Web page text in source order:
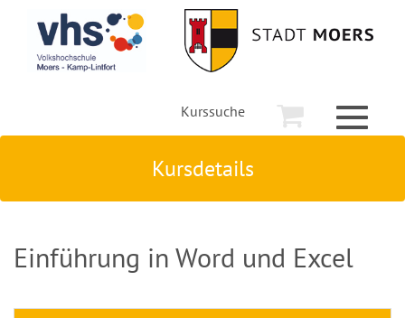
Kurssuche
Toggle
Kursdetails
Einführung in Word und Excel